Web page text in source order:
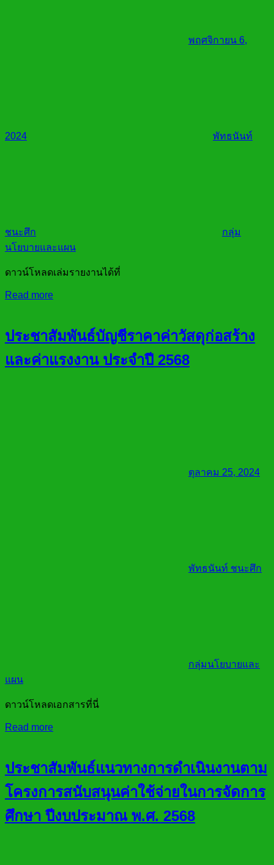
พฤศจิกายน 6,
2024 พัทธนันท์
ชนะศึก
กลุ่ม
นโยบายและแผน
ดาวน์โหลดเล่มรายงานได้ที่
Read more
ประชาสัมพันธ์บัญชีราคาค่าวัสดุก่อสร้าง
และค่าแรงงาน ประจำปี 2568
ตุลาคม 25, 2024
พัทธนันท์ ชนะศึก
กลุ่มนโยบายและ
แผน
ดาวน์โหลดเอกสารที่นี่
Read more
ประชาสัมพันธ์แนวทางการดำเนินงานตาม
โครงการสนับสนุนค่าใช้จ่ายในการจัดการ
ศึกษา ปีงบประมาณ พ.ศ. 2568